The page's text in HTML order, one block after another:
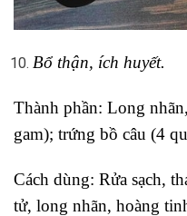
Bổ thận, ích huyết.
Thành phần: Long
gam); trứng bồ câu (4
Cách dùng: Rửa sạch,
tử, long nhãn, hoàng